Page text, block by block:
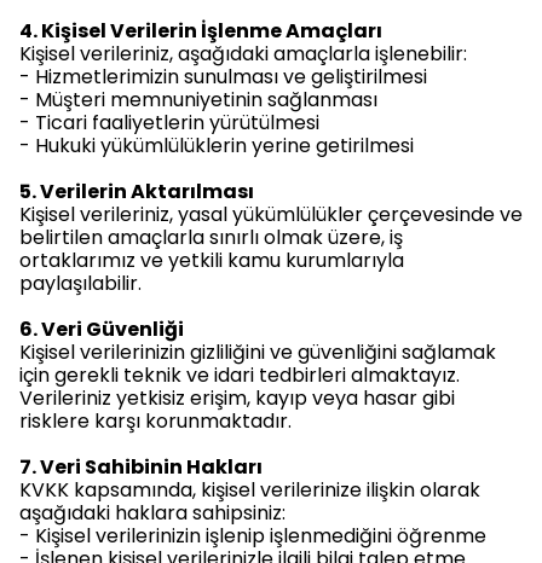
4. Kişisel Verilerin İşlenme Amaçları
Kişisel verileriniz, aşağıdaki amaçlarla işlenebilir:
- Hizmetlerimizin sunulması ve geliştirilmesi
- Müşteri memnuniyetinin sağlanması
- Ticari faaliyetlerin yürütülmesi
- Hukuki yükümlülüklerin yerine getirilmesi
5. Verilerin Aktarılması
Kişisel verileriniz, yasal yükümlülükler çerçevesinde ve
belirtilen amaçlarla sınırlı olmak üzere, iş
ortaklarımız ve yetkili kamu kurumlarıyla
paylaşılabilir.
6. Veri Güvenliği
Kişisel verilerinizin gizliliğini ve güvenliğini sağlamak
için gerekli teknik ve idari tedbirleri almaktayız.
Verileriniz yetkisiz erişim, kayıp veya hasar gibi
risklere karşı korunmaktadır.
7. Veri Sahibinin Hakları
KVKK kapsamında, kişisel verilerinize ilişkin olarak
aşağıdaki haklara sahipsiniz:
- Kişisel verilerinizin işlenip işlenmediğini öğrenme